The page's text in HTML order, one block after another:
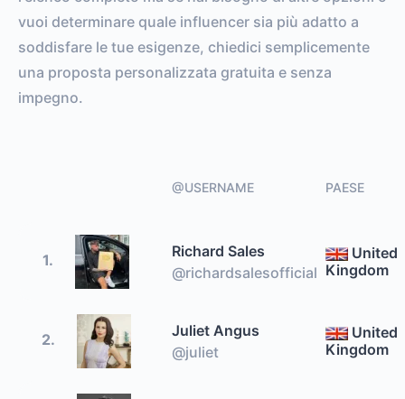
vuoi determinare quale influencer sia più adatto a
soddisfare le tue esigenze, chiedici semplicemente
una proposta personalizzata gratuita e senza
impegno.
@USERNAME PAESE
1.
Richard Sales
@richardsalesofficial
United
Kingdom
2.
Juliet Angus
@juliet
United
Kingdom